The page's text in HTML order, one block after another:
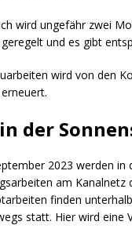
wird ungefähr zwei
und es gibt
wird von den
der
2023 werden
am
finden
statt. Hier wird eine